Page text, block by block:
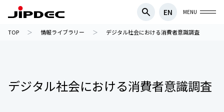
EN MENU
TOP 情報ライブラリー デジタル社会における消費者意識調査
デジタル社会における消費者意識調査